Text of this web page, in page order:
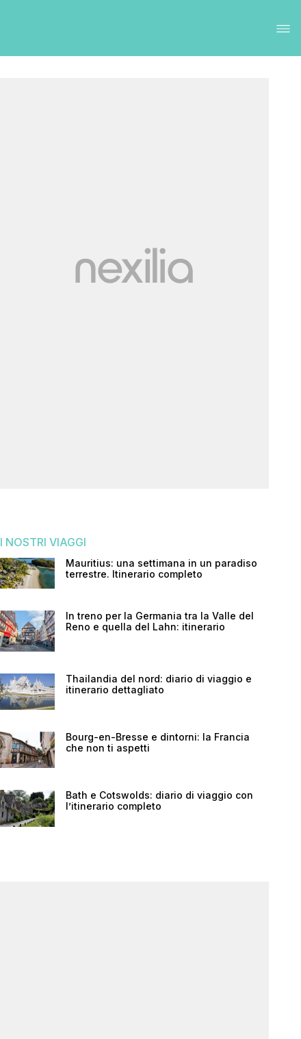
I NOSTRI VIAGGI
Mauritius: una settimana in un paradiso
terrestre. Itinerario completo
In treno per la Germania tra la Valle del
Reno e quella del Lahn: itinerario
Thailandia del nord: diario di viaggio e
itinerario dettagliato
Bourg-en-Bresse e dintorni: la Francia
che non ti aspetti
Bath e Cotswolds: diario di viaggio con
l’itinerario completo